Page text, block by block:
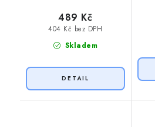
Skladem
404 Kč bez DPH
489 Kč